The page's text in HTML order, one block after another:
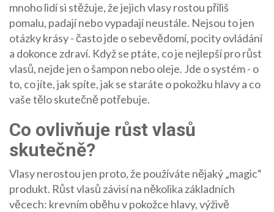
mnoho lidí si stěžuje, že jejich vlasy rostou příliš
pomalu, padají nebo vypadají neustále. Nejsou to jen
otázky krásy - často jde o sebevědomí, pocity ovládání
a dokonce zdraví. Když se ptáte, co je nejlepší pro růst
vlasů, nejde jen o šampon nebo oleje. Jde o systém - o
to, co jíte, jak spíte, jak se staráte o pokožku hlavy a co
vaše tělo skutečně potřebuje.
Co ovlivňuje růst vlasů
skutečně?
Vlasy nerostou jen proto, že používáte nějaký „magic“
produkt. Růst vlasů závisí na několika základních
věcech: krevním oběhu v pokožce hlavy, výživě